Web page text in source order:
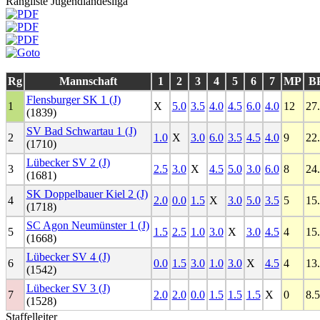
Rg Mannschaft 1 2 3 4 5 6 7 MP
1
Flensburger SK 1 (J)
(1839)
X 5.0 3.5 4.0 4.5 6.0 4.0 12
2
SV Bad Schwartau 1 (J)
(1710)
1.0 X 3.0 6.0 3.5 4.5 4.0 9
3
Lübecker SV 2 (J)
(1681)
2.5 3.0 X 4.5 5.0 3.0 6.0 8
4
SK Doppelbauer Kiel 2 (J)
(1718)
2.0 0.0 1.5 X 3.0 5.0 3.5 5
5
SC Agon Neumünster 1 (J)
(1668)
1.5 2.5 1.0 3.0 X 3.0 4.5 4
6
Lübecker SV 4 (J)
(1542)
0.0 1.5 3.0 1.0 3.0 X 4.5 4
7
Lübecker SV 3 (J)
(1528)
2.0 2.0 0.0 1.5 1.5 1.5 X 0
8.5
Staffelleiter